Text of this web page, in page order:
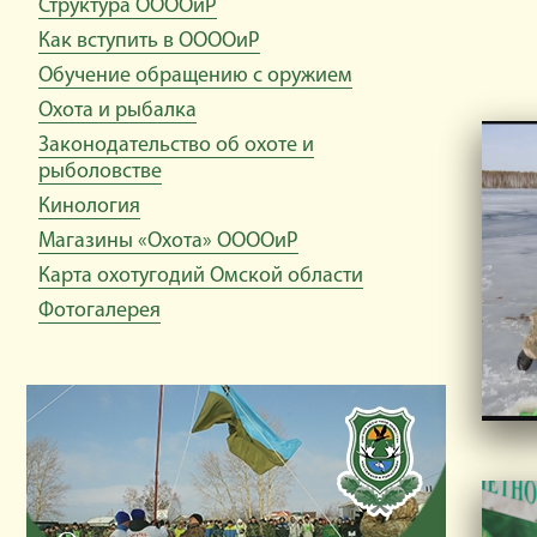
Структура ООООиР
Как вступить в ООООиР
Обучение обращению с оружием
Охота и рыбалка
Законодательство об охоте и
рыболовстве
Кинология
Магазины «Охота» ООООиР
Карта охотугодий Омской области
Фотогалерея